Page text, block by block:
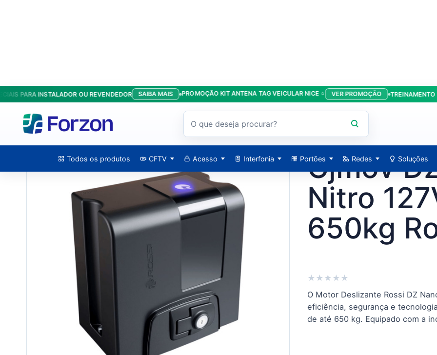
INSTALADOR OU REVENDEDOR SAIBA MAIS PROMOÇÃO KIT ANTENA TAG VEICULAR NICE ⭐ VER PROMOÇÃO TREINAMENTO DA
Todos os produtos CFTV Acesso Interfonia Portões Redes Soluções
Início/Produtos/ Deslizantes/Cjmov Dz Nano 36 Nitro 127V/220V 650kg Rossi
Cjmov
Nitro
650kg
★ ★ ★ ★ ★
O Motor Deslizante Rossi DZ
eficiência, segurança e
de até 650 kg. Equipado com a